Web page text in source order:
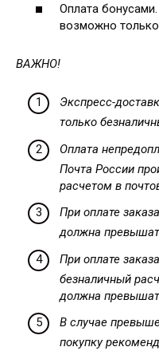
Оплата
возможно только
ВАЖНО!
Экспресс-
только
Оплата
Почта России
расчетом в
При оплате
должна
При оплате
безналичный
должна
В случае
покупку